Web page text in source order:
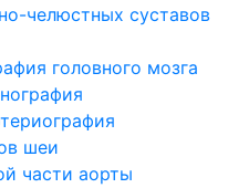
челюстных суставов
головного мозга
шеи
части аорты